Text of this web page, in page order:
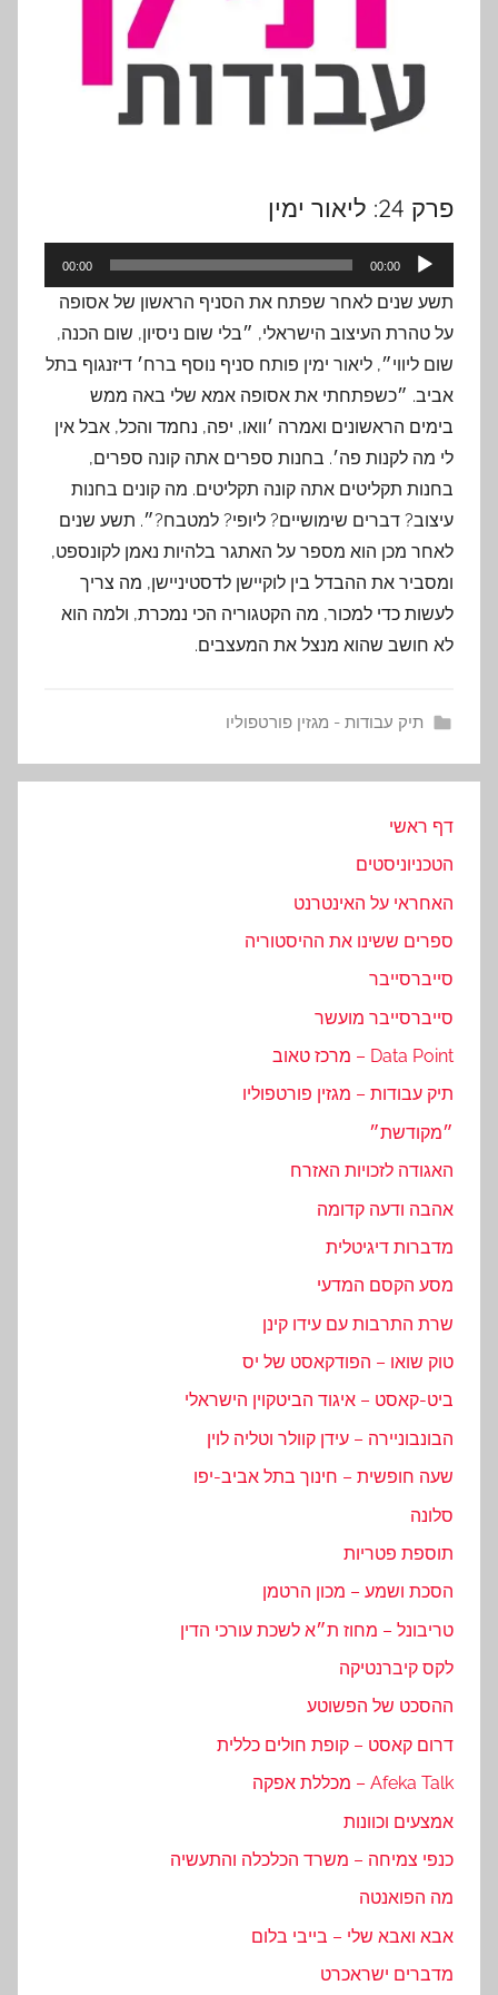
פרק 24: ליאור ימין
אודיו
00:00
00:00
תשע שנים לאחר שפתח את הסניף הראשון של אסופה
על טהרת העיצוב הישראלי, ״בלי שום ניסיון, שום הכנה,
שום ליווי״, ליאור ימין פותח סניף נוסף ברח׳ דיזנגוף בתל
אביב. ״כשפתחתי את אסופה אמא שלי באה ממש
בימים הראשונים ואמרה ׳וואו, יפה, נחמד והכל, אבל אין
לי מה לקנות פה׳. בחנות ספרים אתה קונה ספרים,
בחנות תקליטים אתה קונה תקליטים. מה קונים בחנות
עיצוב? דברים שימושיים? ליופי? למטבח?״. תשע שנים
לאחר מכן הוא מספר על האתגר בלהיות נאמן לקונספט,
ומסביר את ההבדל בין לוקיישן לדסטיניישן, מה צריך
לעשות כדי למכור, מה הקטגוריה הכי נמכרת, ולמה הוא
לא חושב שהוא מנצל את המעצבים.
תיק עבודות - מגזין פורטפוליו
דף ראשי
הטכניוניסטים
האחראי על האינטרנט
ספרים ששינו את ההיסטוריה
סייברסייבר
סייברסייבר מועשר
Data Point – מרכז טאוב
תיק עבודות – מגזין פורטפוליו
״מקודשת״
האגודה לזכויות האזרח
אהבה ודעה קדומה
מדברות דיגיטלית
מסע הקסם המדעי
שרת התרבות עם עידו קינן
טוק שואו – הפודקאסט של יס
ביט-קאסט – איגוד הביטקוין הישראלי
הבונבוניירה – עידן קוולר וטליה לוין
שעה חופשית – חינוך בתל אביב-יפו
סלונה
תוספת פטריות
הסכת ושמע – מכון הרטמן
טריבונל – מחוז ת״א לשכת עורכי הדין
לקס קיברנטיקה
ההסכט של הפשוטע
דרום קאסט – קופת חולים כללית
Afeka Talk – מכללת אפקה
אמצעים וכוונות
כנפי צמיחה – משרד הכלכלה והתעשיה
מה הפואנטה
אבא ואבא שלי – בייבי בלום
מדברים ישראכרט